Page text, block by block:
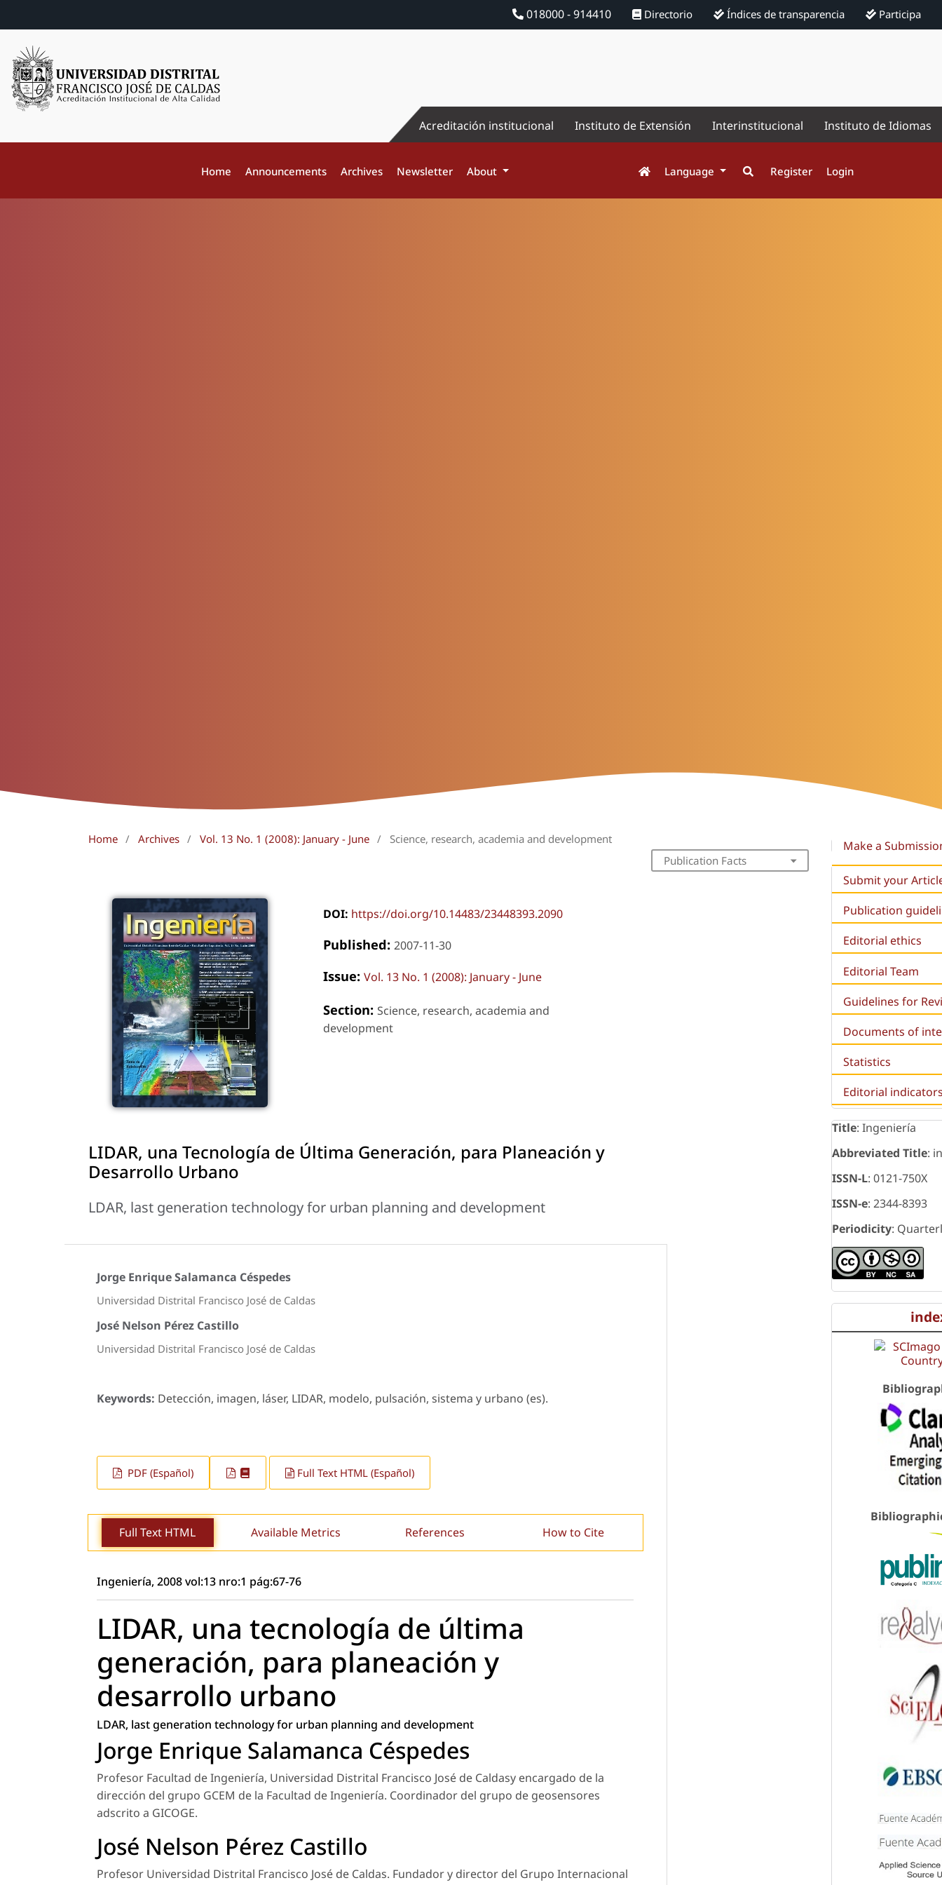
018000 - 914410 Directorio Índices de transparencia Participa
Acreditación institucional Instituto de Extensión Interinstitucional Instituto de Idiomas
Home Announcements Archives Newsletter About Language Register Login
Home / Archives / Vol. 13 No. 1 (2008): January - June / Science, research, academia and development
DOI: https://doi.org/10.14483/23448393.2090
Published: 2007-11-30
Issue: Vol. 13 No. 1 (2008): January - June
Section: Science, research, academia and
development
LIDAR, una Tecnología de Última Generación, para Planeación y
Desarrollo Urbano
LDAR, last generation technology for urban planning and development
Jorge Enrique Salamanca Céspedes
Universidad Distrital Francisco José de Caldas
José Nelson Pérez Castillo
Universidad Distrital Francisco José de Caldas
Keywords: Detección, imagen, láser, LIDAR, modelo, pulsación, sistema y urbano (es).
PDF (Español) Full Text HTML (Español)
Full Text HTML Available Metrics References How to Cite
Ingeniería, 2008 vol:13 nro:1 pág:67-76
LIDAR, una tecnología de última
generación, para planeación y
desarrollo urbano
LDAR, last generation technology for urban planning and development
Jorge Enrique Salamanca Céspedes
Profesor Facultad de Ingeniería, Universidad Distrital Francisco José de Caldasy encargado de la
dirección del grupo GCEM de la Facultad de Ingeniería. Coordinador del grupo de geosensores
adscrito a GICOGE.
José Nelson Pérez Castillo
Profesor Universidad Distrital Francisco José de Caldas. Fundador y director del Grupo Internacional
Publication Facts
Make a
Submit your
Publication
Editorial ethics
Editorial Team
Guidelines for
Documents of
Statistics
Editorial
Title: Ingeniería
Abbreviated Title:
ISSN-L: 0121-750X
ISSN-e: 2344-8393
Periodicity: